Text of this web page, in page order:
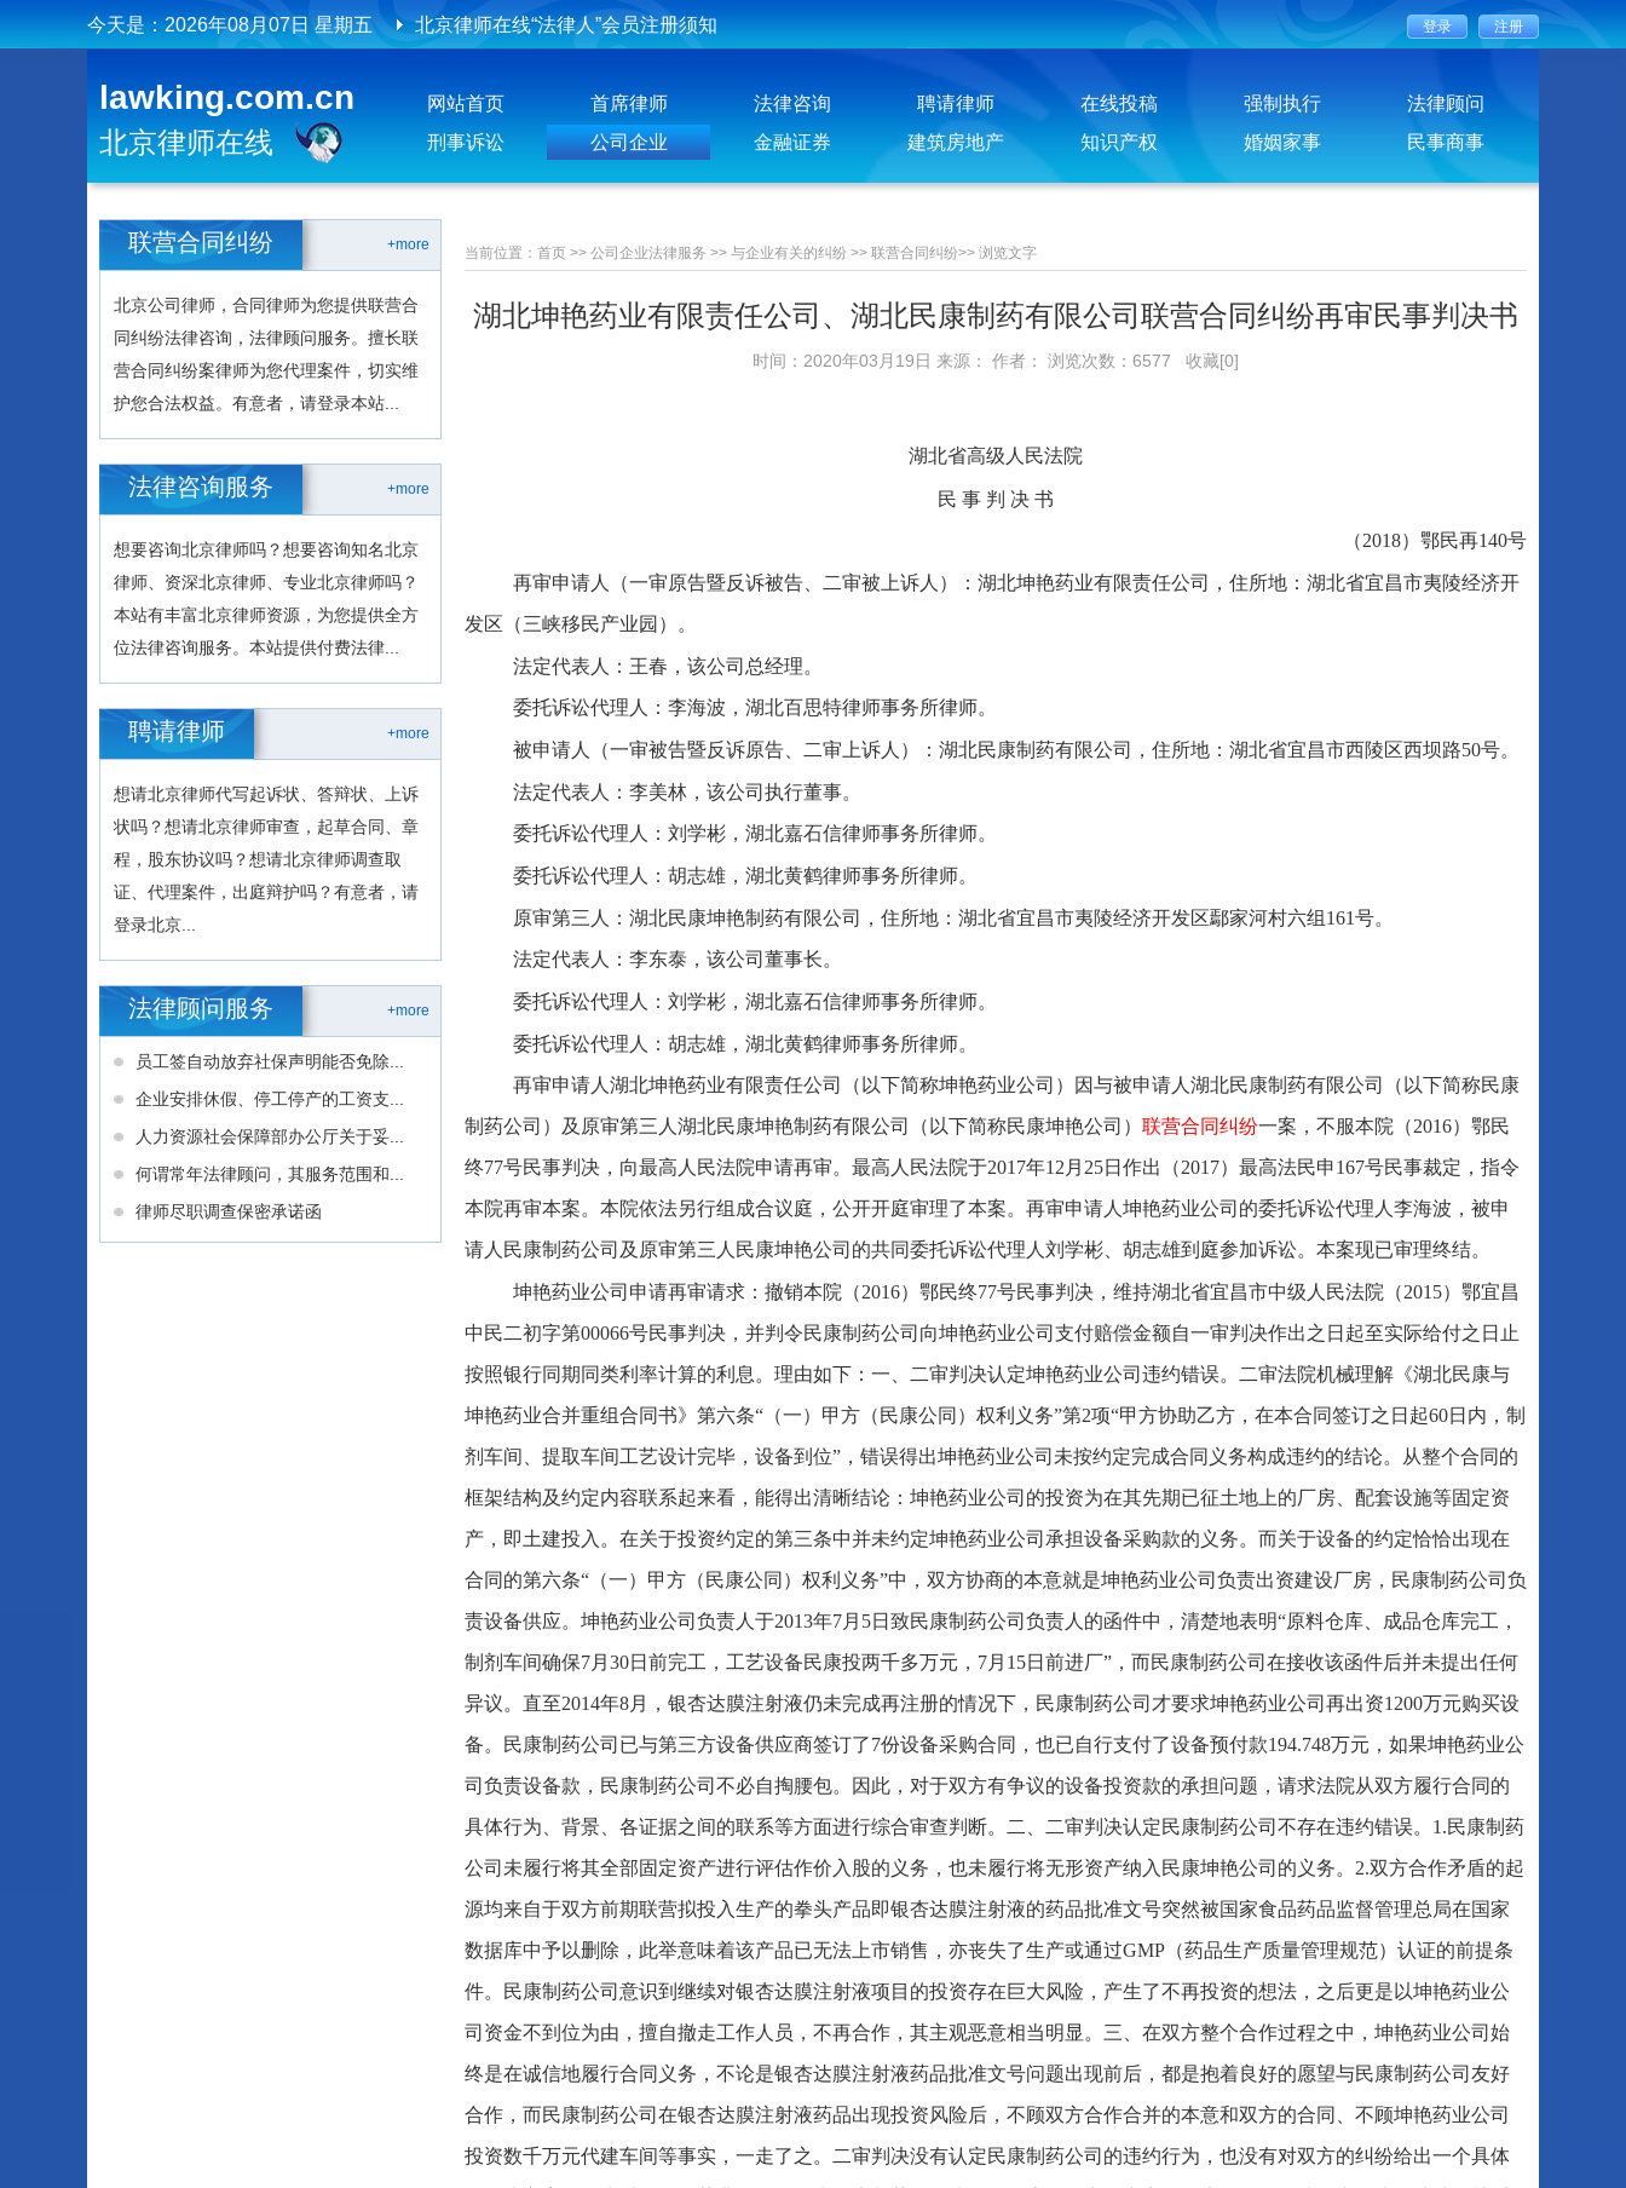
今天是： 2026年08月07日 星期五 北京律师在线投稿须知
lawking.com.cn
北京律师在线
网站首页 首席律师 法律咨询 聘请律师 在线投稿 强制执行
法律顾问
刑事诉讼
公司企业 金融证券 建筑房地产 知识产权 婚姻家事 民事商事
+more
联营合同纠纷
北京公司律师，合同律师为您提供联营合
同纠纷法律咨询，法律顾问服务。擅长联
营合同纠纷案律师为您代理案件，切实维
护您合法权益。有意者，请登录本站...
+more
法律咨询服务
想要咨询北京律师吗？想要咨询知名北京
律师、资深北京律师、专业北京律师吗？
本站有丰富北京律师资源，为您提供全方
位法律咨询服务。本站提供付费法律...
+more
聘请律师
想请北京律师代写起诉状、答辩状、上诉
状吗？想请北京律师审查，起草合同、章
程，股东协议吗？想请北京律师调查取
证、代理案件，出庭辩护吗？有意者，请
登录北京...
+more
法律顾问服务
员工签自动放弃社保声明能否免除...
企业安排休假、停工停产的工资支...
人力资源社会保障部办公厅关于妥...
何谓常年法律顾问，其服务范围和...
律师尽职调查保密承诺函
当前位置： 首页 >> 公司企业法律服务 >> 与企业有关的纠纷 >> 联营合同纠纷>> 浏览文字
湖北坤艳药业有限责任公司、湖北民康制药有限公司联营合同纠纷再审民事判决书
时间：2020年03月19日 来源： 作者： 浏览次数：6577 收藏[0]
湖北省高级人民法院
民 事 判 决 书
（2018）鄂民再140号
再审申请人（一审原告暨反诉被告、二审被上诉人）：湖北坤艳药业有限责任公司，住所地：湖北省宜昌市夷陵经济开
发区（三峡移民产业园）。
法定代表人：王春，该公司总经理。
委托诉讼代理人：李海波，湖北百思特律师事务所律师。
被申请人（一审被告暨反诉原告、二审上诉人）：湖北民康制药有限公司，住所地：湖北省宜昌市西陵区西坝路50号。
法定代表人：李美林，该公司执行董事。
委托诉讼代理人：刘学彬，湖北嘉石信律师事务所律师。
委托诉讼代理人：胡志雄，湖北黄鹤律师事务所律师。
原审第三人：湖北民康坤艳制药有限公司，住所地：湖北省宜昌市夷陵经济开发区鄢家河村六组161号。
法定代表人：李东泰，该公司董事长。
委托诉讼代理人：刘学彬，湖北嘉石信律师事务所律师。
委托诉讼代理人：胡志雄，湖北黄鹤律师事务所律师。
再审申请人湖北坤艳药业有限责任公司（以下简称坤艳药业公司）因与被申请人湖北民康制药有限公司（以下简称民康
制药公司）及原审第三人湖北民康坤艳制药有限公司（以下简称民康坤艳公司） 联营合同纠纷一案，不服本院（2016）鄂民
终77号民事判决，向最高人民法院申请再审。最高人民法院于2017年12月25日作出（2017）最高法民申167号民事裁定，指令
本院再审本案。本院依法另行组成合议庭，公开开庭审理了本案。再审申请人坤艳药业公司的委托诉讼代理人李海波，被申
请人民康制药公司及原审第三人民康坤艳公司的共同委托诉讼代理人刘学彬、胡志雄到庭参加诉讼。本案现已审理终结。
坤艳药业公司申请再审请求：撤销本院（2016）鄂民终77号民事判决，维持湖北省宜昌市中级人民法院（2015）鄂宜昌
中民二初字第00066号民事判决，并判令民康制药公司向坤艳药业公司支付赔偿金额自一审判决作出之日起至实际给付之日止
按照银行同期同类利率计算的利息。理由如下：一、二审判决认定坤艳药业公司违约错误。二审法院机械理解《湖北民康与
坤艳药业合并重组合同书》第六条“（一）甲方（民康公同）权利义务”第2项“甲方协助乙方，在本合同签订之日起60日内，制
剂车间、提取车间工艺设计完毕，设备到位”，错误得出坤艳药业公司未按约定完成合同义务构成违约的结论。从整个合同的
框架结构及约定内容联系起来看，能得出清晰结论：坤艳药业公司的投资为在其先期已征土地上的厂房、配套设施等固定资
产，即土建投入。在关于投资约定的第三条中并未约定坤艳药业公司承担设备采购款的义务。而关于设备的约定恰恰出现在
合同的第六条“（一）甲方（民康公同）权利义务”中，双方协商的本意就是坤艳药业公司负责出资建设厂房，民康制药公司负
责设备供应。坤艳药业公司负责人于2013年7月5日致民康制药公司负责人的函件中，清楚地表明“原料仓库、成品仓库完工，
制剂车间确保7月30日前完工，工艺设备民康投两千多万元，7月15日前进厂”，而民康制药公司在接收该函件后并未提出任何
异议。直至2014年8月，银杏达膜注射液仍未完成再注册的情况下，民康制药公司才要求坤艳药业公司再出资1200万元购买设
备。民康制药公司已与第三方设备供应商签订了7份设备采购合同，也已自行支付了设备预付款194.748万元，如果坤艳药业公
司负责设备款，民康制药公司不必自掏腰包。因此，对于双方有争议的设备投资款的承担问题，请求法院从双方履行合同的
具体行为、背景、各证据之间的联系等方面进行综合审查判断。二、二审判决认定民康制药公司不存在违约错误。1.民康制药
公司未履行将其全部固定资产进行评估作价入股的义务，也未履行将无形资产纳入民康坤艳公司的义务。2.双方合作矛盾的起
源均来自于双方前期联营拟投入生产的拳头产品即银杏达膜注射液的药品批准文号突然被国家食品药品监督管理总局在国家
数据库中予以删除，此举意味着该产品已无法上市销售，亦丧失了生产或通过GMP（药品生产质量管理规范）认证的前提条
件。民康制药公司意识到继续对银杏达膜注射液项目的投资存在巨大风险，产生了不再投资的想法，之后更是以坤艳药业公
司资金不到位为由，擅自撤走工作人员，不再合作，其主观恶意相当明显。三、在双方整个合作过程之中，坤艳药业公司始
终是在诚信地履行合同义务，不论是银杏达膜注射液药品批准文号问题出现前后，都是抱着良好的愿望与民康制药公司友好
合作，而民康制药公司在银杏达膜注射液药品出现投资风险后，不顾双方合作合并的本意和双方的合同、不顾坤艳药业公司
投资数千万元代建车间等事实，一走了之。二审判决没有认定民康制药公司的违约行为，也没有对双方的纠纷给出一个具体